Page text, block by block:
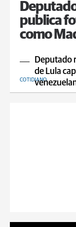
publica
como
Deputado
de Lula
COTIDIANO